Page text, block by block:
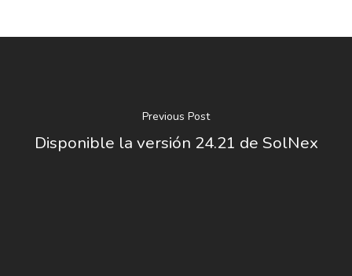
Previous Post
Disponible la versión 24.21 de SolNex